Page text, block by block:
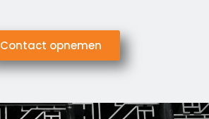
Contact opnemen